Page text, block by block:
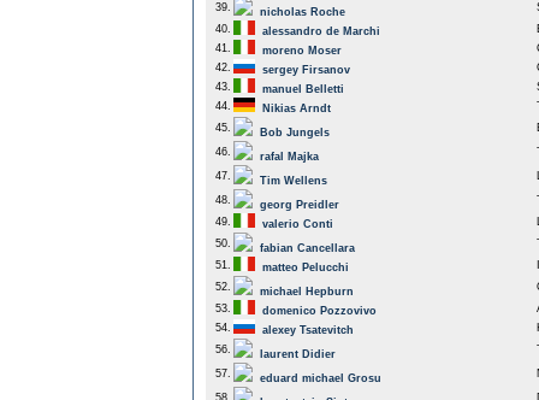
39.
nicholas Roche
40.
alessandro de Marchi
41.
moreno Moser
42.
sergey Firsanov
43.
manuel Belletti
44.
Nikias Arndt
45.
Bob Jungels
46.
rafal Majka
47.
Tim Wellens
48.
georg Preidler
49.
valerio Conti
50.
fabian Cancellara
51.
matteo Pelucchi
52.
michael Hepburn
53.
domenico Pozzovivo
54.
alexey Tsatevitch
56.
laurent Didier
57.
eduard michael Grosu